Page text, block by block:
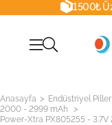
1500₺
Anasayfa > Endüstriyel
2000 - 2999 mAh >
Power-Xtra PX805255 -